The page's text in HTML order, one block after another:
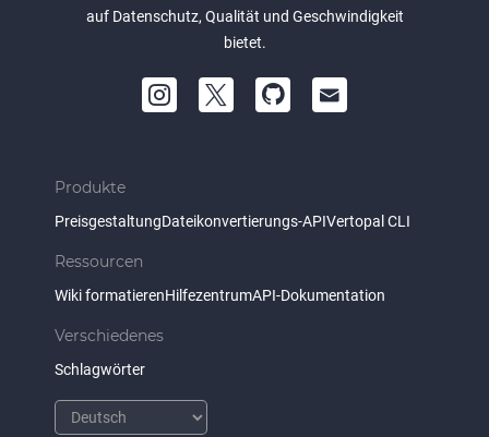
auf Datenschutz, Qualität und Geschwindigkeit
bietet.
Produkte
PreisgestaltungDateikonvertierungs-APIVertopal CLI
Ressourcen
Wiki formatierenHilfezentrumAPI-Dokumentation
Verschiedenes
Schlagwörter